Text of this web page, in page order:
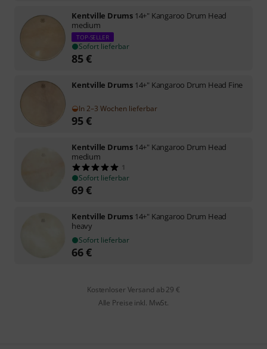
Kentville Drums 14+" Kangaroo Drum Head
medium
TOP-SELLER
Sofort lieferbar
85€
Kentville Drums 14+" Kangaroo Drum Head Fine
In 2–3 Wochen lieferbar
95€
Kentville Drums 14+" Kangaroo Drum Head
medium
1
Sofort lieferbar
69€
Kentville Drums 14+" Kangaroo Drum Head
heavy
Sofort lieferbar
66€
Kostenloser Versand ab 29 €
Alle Preise inkl. MwSt.